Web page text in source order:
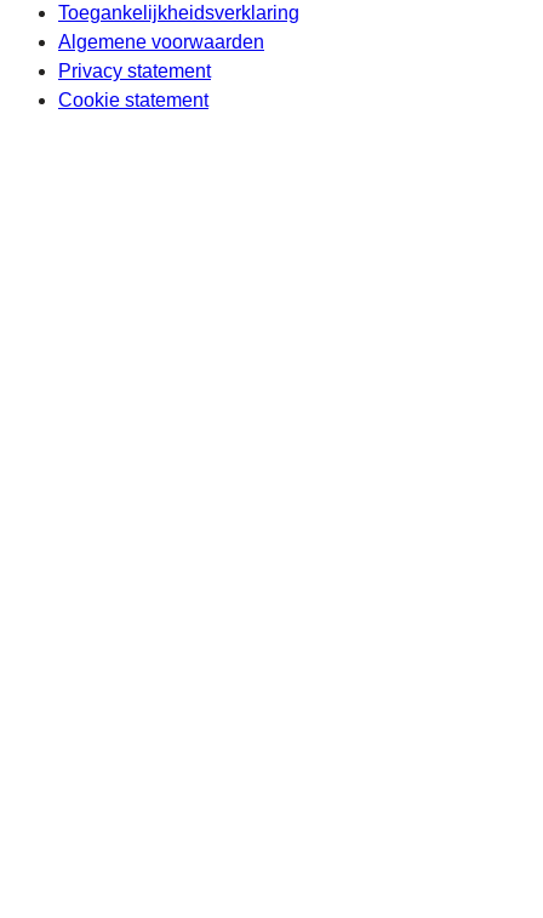
Toegankelijkheidsverklaring
Algemene voorwaarden
Privacy statement
Cookie statement